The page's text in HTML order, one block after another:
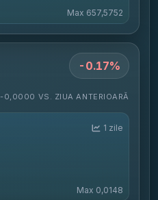
Max 657,5752
-0.17%
-0,0000 VS. ZIUA ANTERIOARĂ
1 zile
Max 0,0148